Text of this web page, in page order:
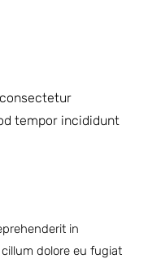
tempor incididunt
in
dolore eu fugiat